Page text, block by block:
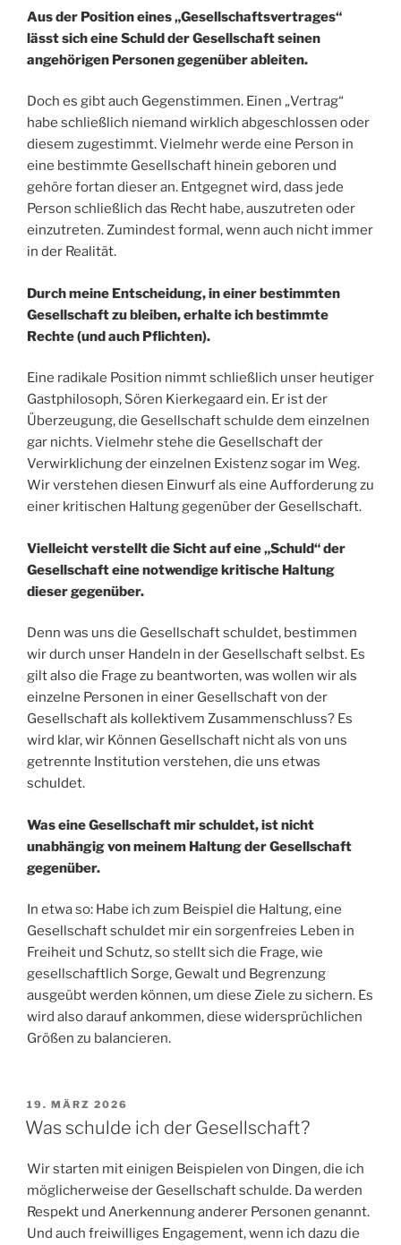
Aus der Position eines „Gesellschaftsvertrages“
lässt sich eine Schuld der Gesellschaft seinen
angehörigen Personen gegenüber ableiten.
Doch es gibt auch Gegenstimmen. Einen „Vertrag“
habe schließlich niemand wirklich abgeschlossen oder
diesem zugestimmt. Vielmehr werde eine Person in
eine bestimmte Gesellschaft hinein geboren und
gehöre fortan dieser an. Entgegnet wird, dass jede
Person schließlich das Recht habe, auszutreten oder
einzutreten. Zumindest formal, wenn auch nicht immer
in der Realität.
Durch meine Entscheidung, in einer bestimmten
Gesellschaft zu bleiben, erhalte ich bestimmte
Rechte (und auch Pflichten).
Eine radikale Position nimmt schließlich unser heutiger
Gastphilosoph, Sören Kierkegaard ein. Er ist der
Überzeugung, die Gesellschaft schulde dem einzelnen
gar nichts. Vielmehr stehe die Gesellschaft der
Verwirklichung der einzelnen Existenz sogar im Weg.
Wir verstehen diesen Einwurf als eine Aufforderung zu
einer kritischen Haltung gegenüber der Gesellschaft.
Vielleicht verstellt die Sicht auf eine „Schuld“ der
Gesellschaft eine notwendige kritische Haltung
dieser gegenüber.
Denn was uns die Gesellschaft schuldet, bestimmen
wir durch unser Handeln in der Gesellschaft selbst. Es
gilt also die Frage zu beantworten, was wollen wir als
einzelne Personen in einer Gesellschaft von der
Gesellschaft als kollektivem Zusammenschluss? Es
wird klar, wir Können Gesellschaft nicht als von uns
getrennte Institution verstehen, die uns etwas
schuldet.
Was eine Gesellschaft mir schuldet, ist nicht
unabhängig von meinem Haltung der Gesellschaft
gegenüber.
In etwa so: Habe ich zum Beispiel die Haltung, eine
Gesellschaft schuldet mir ein sorgenfreies Leben in
Freiheit und Schutz, so stellt sich die Frage, wie
gesellschaftlich Sorge, Gewalt und Begrenzung
ausgeübt werden können, um diese Ziele zu sichern. Es
wird also darauf ankommen, diese widersprüchlichen
Größen zu balancieren.
VERÖFFENTLICHT
AM
19. MÄRZ 2026
Was schulde ich der Gesellschaft?
Wir starten mit einigen Beispielen von Dingen, die ich
möglicherweise der Gesellschaft schulde. Da werden
Respekt und Anerkennung anderer Personen genannt.
Und auch freiwilliges Engagement, wenn ich dazu die